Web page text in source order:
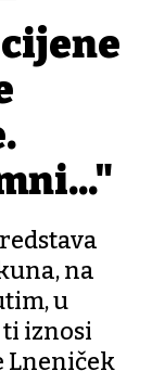
na
u
iznosi
Lneniček